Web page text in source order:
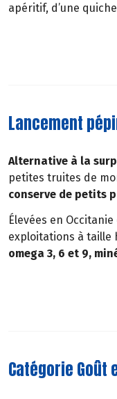
apéritif, d’une
Lancement
Alternative à la
petites truites de
conserve de petits
Élevées en
exploitations à taille
omega 3, 6 et 9,
Catégorie Goût